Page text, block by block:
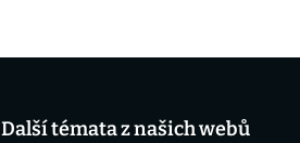
Další témata z našich webů